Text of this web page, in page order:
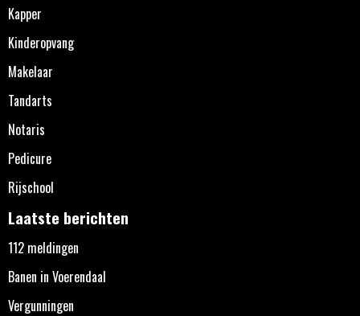
Kapper
Kinderopvang
Makelaar
Tandarts
Notaris
Pedicure
Rijschool
Laatste berichten
112 meldingen
Banen in Voerendaal
Vergunningen